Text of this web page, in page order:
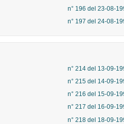
n° 196 del 23-08-
n° 197 del 24-08-
n° 214 del 13-09-
n° 215 del 14-09-
n° 216 del 15-09-
n° 217 del 16-09-
n° 218 del 18-09-